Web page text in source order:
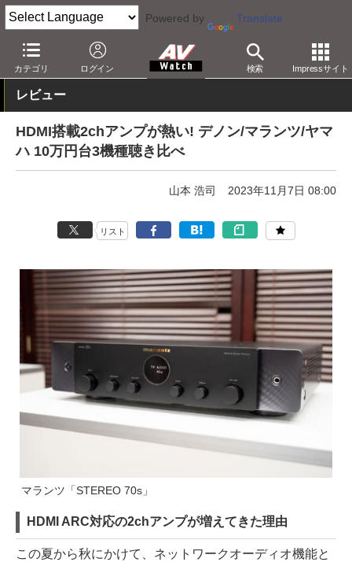
Powered by Translate
カテゴリ ログイン 検索 Impressサイト
AV Watch 製品 オーディオアンプ
レビュー
HDMI搭載2chアンプが熱い! デノン/マランツ/ヤマ
ハ 10万円台3機種聴き比べ
山本 浩司 2023年11月7日 08:00
リスト
マランツ「STEREO 70s」
HDMI ARC対応の2chアンプが増えてきた理由
この夏から秋にかけて、ネットワークオーディオ機能と